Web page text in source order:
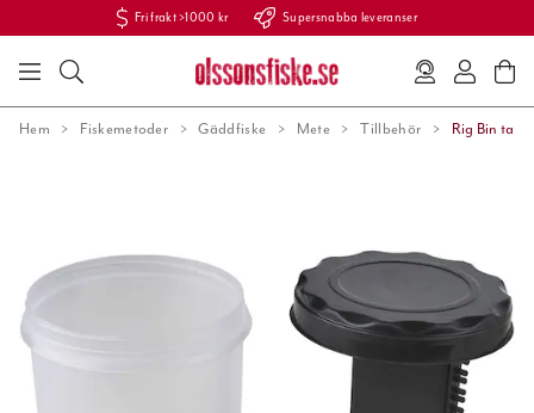
Fri frakt >1000 kr Supersnabba leveranser
Hem Fiskemetoder Gäddfiske Mete Tillbehör Rig Bin